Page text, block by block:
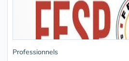
Professionnels